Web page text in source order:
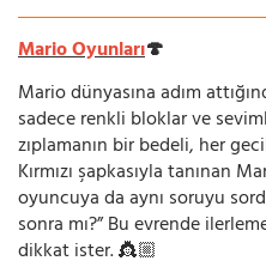
Mario Oyunları🍄
Mario dünyasına adım
sadece renkli bloklar ve
zıplamanın bir bedeli, her
Kırmızı şapkasıyla tanınan
oyuncuya da aynı soruyu
sonra mı?” Bu evrende
dikkat ister. 👸🏼